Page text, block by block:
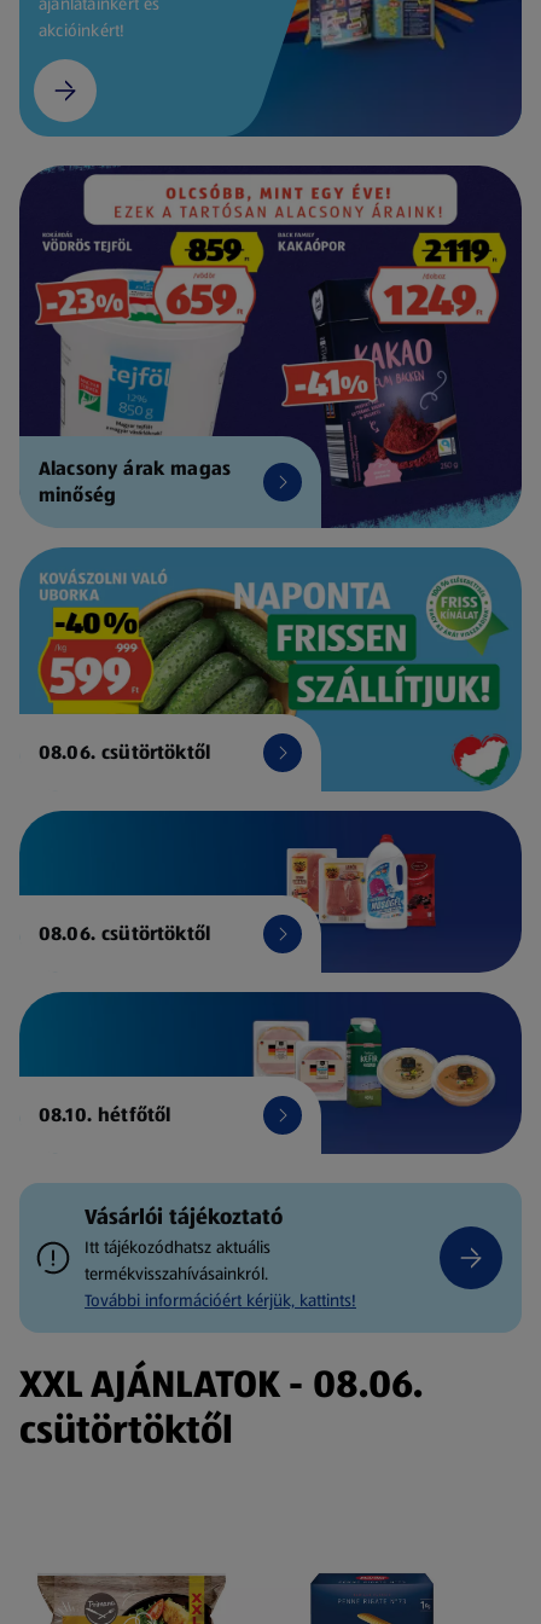
akcióinkért!
Alacsony árak magas
minőség
08.06. csütörtöktől
08.06. csütörtöktől
08.10. hétfőtől
Vásárlói tájékoztató
Itt tájékozódhatsz aktuális
termékvisszahívásainkról.
További információért kérjük, kattints!
XXL AJÁNLATOK - 08.06.
csütörtöktől